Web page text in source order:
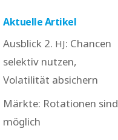
Aktuelle Artikel
Ausblick 2. HJ: Chancen
selektiv nutzen,
Volatilität absichern
Märkte: Rotationen sind
möglich